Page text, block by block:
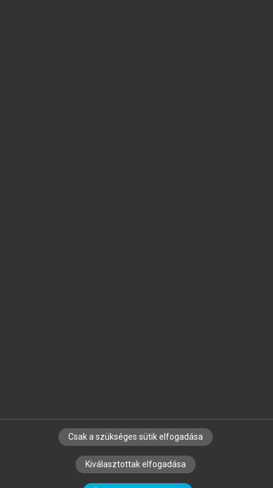
SZERZŐKNEK CÉGEKNEK KÖNYVTÁROSOKNAK
SZERKESZTÉSI ÉS LEKTORÁLÁSI ALAPELVEK
Csak a szükséges sütik elfogadása
Kiválasztottak elfogadása